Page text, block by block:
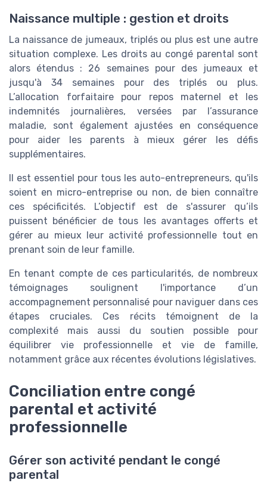
Naissance multiple : gestion et droits
La naissance de jumeaux, triplés ou plus est une autre
situation complexe. Les droits au congé parental sont
alors étendus : 26 semaines pour des jumeaux et
jusqu'à 34 semaines pour des triplés ou plus.
L’allocation forfaitaire pour repos maternel et les
indemnités journalières, versées par l’assurance
maladie, sont également ajustées en conséquence
pour aider les parents à mieux gérer les défis
supplémentaires.
Il est essentiel pour tous les auto-entrepreneurs, qu'ils
soient en micro-entreprise ou non, de bien connaître
ces spécificités. L’objectif est de s'assurer qu’ils
puissent bénéficier de tous les avantages offerts et
gérer au mieux leur activité professionnelle tout en
prenant soin de leur famille.
En tenant compte de ces particularités, de nombreux
témoignages soulignent l'importance d’un
accompagnement personnalisé pour naviguer dans ces
étapes cruciales. Ces récits témoignent de la
complexité mais aussi du soutien possible pour
équilibrer vie professionnelle et vie de famille,
notamment grâce aux récentes évolutions législatives.
Conciliation entre congé
parental et activité
professionnelle
Gérer son activité pendant le congé
parental